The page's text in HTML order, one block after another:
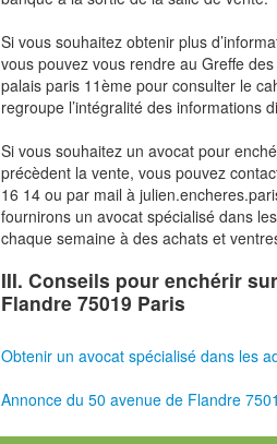
Si vous souhaitez obtenir plus
vous pouvez vous rendre au Greffe
palais paris 11ème pour consulter le
regroupe l’intégralité des informations
Si vous souhaitez un avocat pour
précèdent la vente, vous pouvez
16 14 ou par mail à
fournirons un avocat spécialisé dans
chaque semaine à des achats et
III. Conseils pour enchérir
Flandre 75019 Paris
Obtenir un avocat spécialisé dans les
Annonce du 50 avenue de Flandre